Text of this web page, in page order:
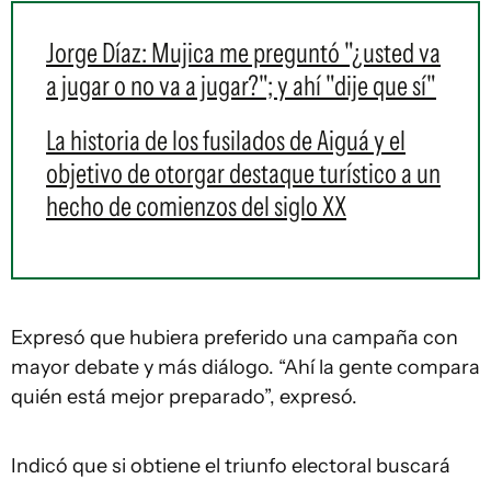
Jorge Díaz: Mujica me preguntó "¿usted va
a jugar o no va a jugar?"; y ahí "dije que sí"
La historia de los fusilados de Aiguá y el
objetivo de otorgar destaque turístico a un
hecho de comienzos del siglo XX
Expresó que hubiera preferido una campaña con
mayor debate y más diálogo. “Ahí la gente compara
quién está mejor preparado”, expresó.
Indicó que si obtiene el triunfo electoral buscará